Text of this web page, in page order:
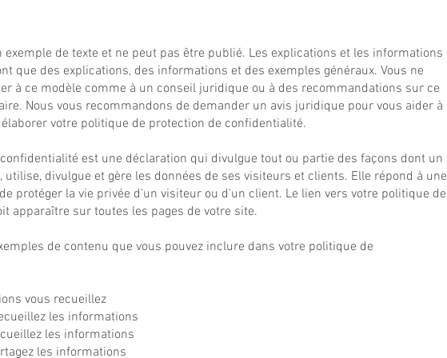
exemple de texte et ne peut pas être publié. Les explications et les informations
que des explications, des informations et des exemples généraux. Vous ne
à ce modèle comme à un conseil juridique ou à des recommandations sur ce
Nous vous recommandons de demander un avis juridique pour vous aider à
votre politique de protection de confidentialité.
est une déclaration qui divulgue tout ou partie des façons dont un
utilise, divulgue et gère les données de ses visiteurs et clients. Elle répond à une
protéger la vie privée d'un visiteur ou d'un client. Le lien vers votre politique de
apparaître sur toutes les pages de votre site.
de contenu que vous pouvez inclure dans votre politique de
vous recueillez
les informations
les informations
les informations